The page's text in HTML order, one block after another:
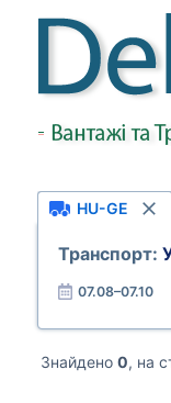
HU-GE
Транспорт:
07.08–07.10
Знайдено 0, на